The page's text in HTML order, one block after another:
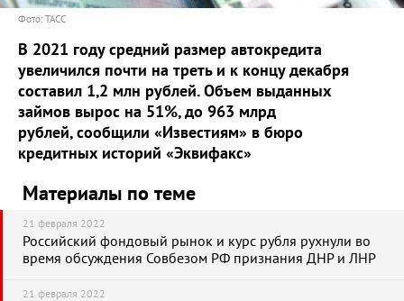
Фото: ТАСС
В 2021 году средний размер автокредита
увеличился почти на треть и к концу декабря
составил 1,2 млн рублей. Объем выданных
займов вырос на 51%, до 963 млрд
рублей,сообщили «Известиям» в бюро
кредитных историй «Эквифакс»
Материалы по теме
21 февраля 2022
Российский фондовый рынок и курс рубля рухнули во
время обсуждения Совбезом РФ признания ДНР и ЛНР
21 февраля 2022